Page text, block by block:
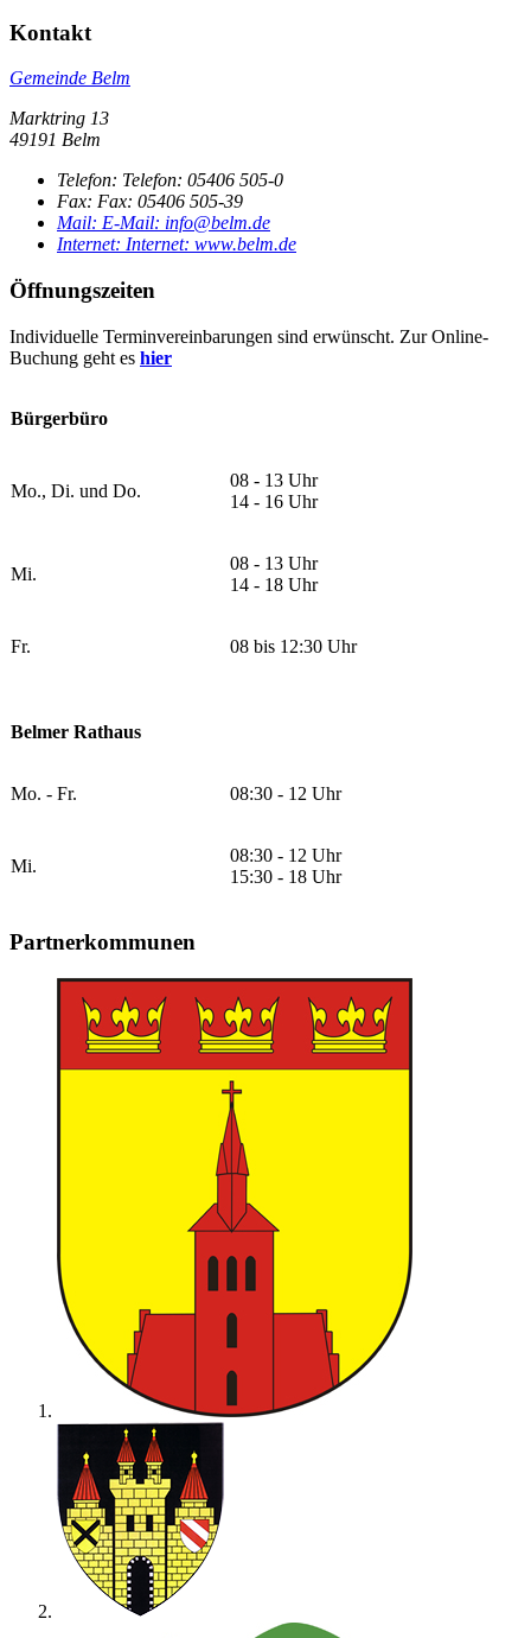
Kontakt
Gemeinde Belm
Marktring 13
49191 Belm
Telefon: Telefon: 05406 505-0
Fax: Fax: 05406 505-39
Mail: E-Mail: info@belm.de
Internet: Internet: www.belm.de
Öffnungszeiten
Individuelle Terminvereinbarungen sind erwünscht. Zur Online-
Buchung geht es hier
Bürgerbüro
Mo., Di. und Do.
08 - 13 Uhr
14 - 16 Uhr
Mi.
08 - 13 Uhr
14 - 18 Uhr
Fr. 08 bis 12:30 Uhr
Belmer Rathaus
Mo. - Fr. 08:30 - 12 Uhr
Mi.
08:30 - 12 Uhr
15:30 - 18 Uhr
Partnerkommunen